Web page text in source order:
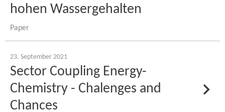
hohen Wassergehalten
Paper
23. September 2021
Sector Coupling Energy-​
Chemistry - Chalenges and
Chances